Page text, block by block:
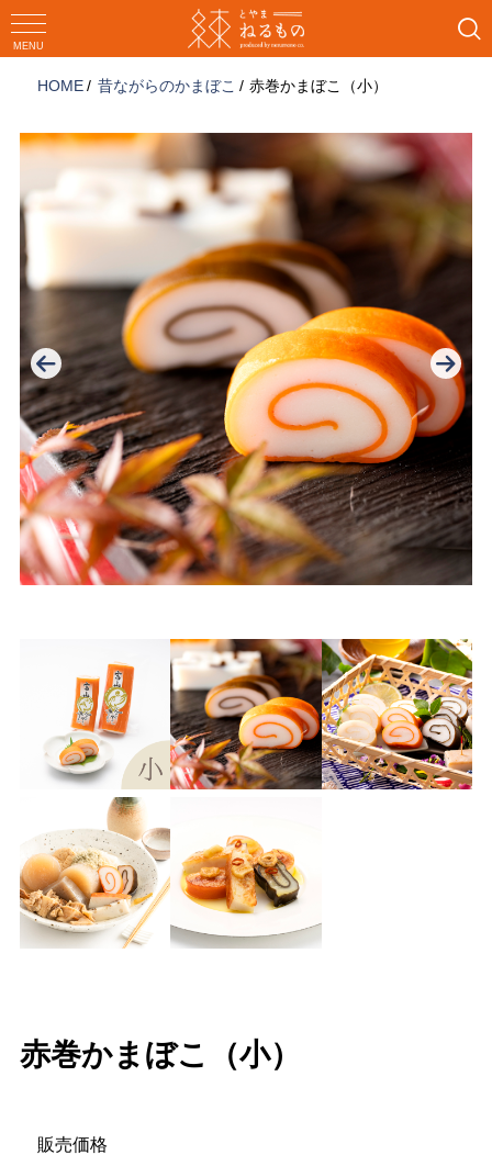
コ
ンMENU
HOME 昔ながらのかまぼこ 赤巻かまぼこ（小）
赤巻かまぼこ（小）
販売価格